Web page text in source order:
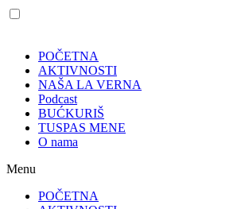
POČETNA
AKTIVNOSTI
NAŠA LA VERNA
Podcast
BUĆKURIŠ
TUSPAS MENE
O nama
Menu
POČETNA